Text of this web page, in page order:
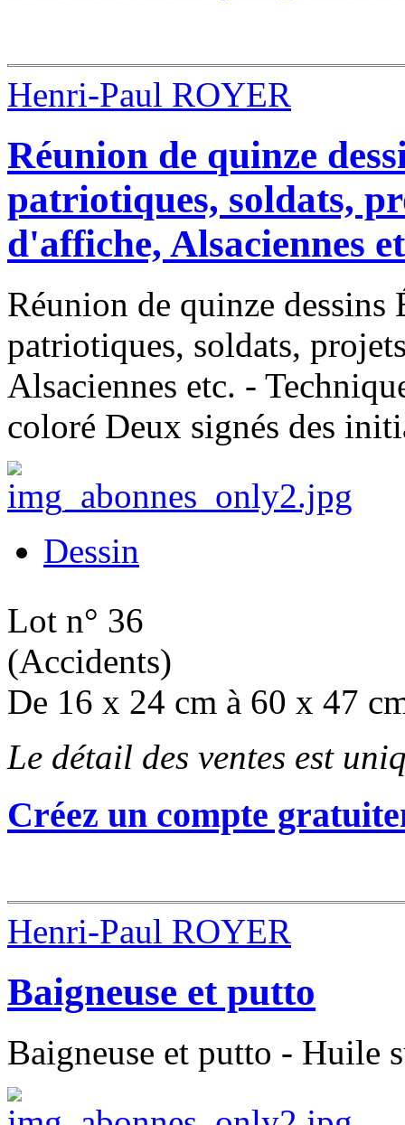
Henri-Paul ROYER
Réunion de quinze
patriotiques, soldats,
d'affiche, Alsaciennes
Réunion de quinze dessins
patriotiques, soldats,
Alsaciennes etc. -
coloré Deux signés des
Dessin
Lot n° 36
(Accidents)
De 16 x 24 cm à 60 x 47
Le détail des ventes est
Créez un compte
Henri-Paul ROYER
Baigneuse et putto
Baigneuse et putto - Huile